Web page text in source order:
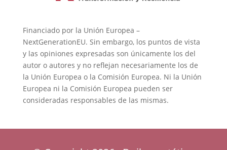
Financiado por la Unión Europea –
NextGenerationEU. Sin embargo, los puntos de vista
y las opiniones expresadas son únicamente los del
autor o autores y no reflejan necesariamente los de
la Unión Europea o la Comisión Europea. Ni la Unión
Europea ni la Comisión Europea pueden ser
consideradas responsables de las mismas.